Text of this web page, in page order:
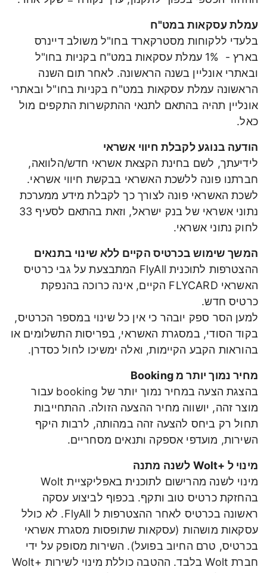
עמלת עסקאות במט"ח
בלעדי ללקוחות מסטרקארד בחו"ל משולב דיינרס
בארץ - 1% עמלת עסקאות במט"ח בקניות בחו"ל
ובאתרי אונליין בשנה הראשונה. לאחר תום השנה
הראשונה עמלת עסקאות במט"ח בקניות בחו"ל ובאתרי
אונליין תהיה בהתאם לתנאי ההתקשרות התקפים מול
כאל.
הודעה בנוגע לקבלת חיווי אשראי
לידיעתך, לשם בחינת הקצאת אשראי חדש/הלוואה,
חברתנו פונה ללשכת האשראי בבקשת חיווי אשראי.
לשכת האשראי פונה לצורך כך לקבלת מידע ממערכת
נתוני אשראי של בנק ישראל, וזאת בהתאם לסעיף 33
לחוק נתוני אשראי.
המשך שימוש בכרטיס הקיים ללא שינוי בתנאים
ההצטרפות לתוכנית FlyAll המתבצעת על גבי כרטיס
האשראי FLYCARD הקיים, אינה כרוכה בהנפקת
כרטיס חדש.
למען הסר ספק יובהר כי אין כל שינוי במספר הכרטיס,
בקוד הסודי, במסגרת האשראי, בפריסות התשלומים או
בהוראות הקבע הקיימות, ואלה ימשיכו לחול כסדרן.
מחיר נמוך יותר מ Booking
בהצגת הצעה במחיר נמוך יותר של booking עבור
מוצר זהה, יושווה מחיר ההצעה הזולה. ההתחייבות
תחול רק ביחס להצעה זהה במהותה, לרבות היקף
השירות, מועדפי אספקה ותנאים מסחריים.
מינוי ל +Wolt לשנה מתנה
מינוי לשנה מהרישום לתוכנית באפליקציית Wolt
בהחזקת כרטיס טוב ותקף. בכפוף לביצוע עסקה
ראשונה בכרטיס לאחר ההצטרפות ל FlyAll. לא כולל
עסקאות מושהות (עסקאות שתופסות מסגרת אשראי
בכרטיס, טרם החיוב בפועל). השירות מסופק על ידי
חברת Wolt בלבד. ההטבה כוללת מינוי לשירות +Wolt